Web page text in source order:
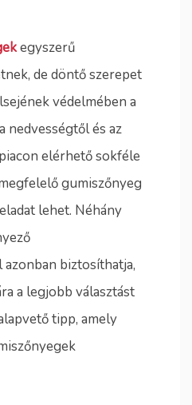
egyszerű
de döntő szerepet
védelmében a
nedvességtől és az
elérhető sokféle
gumiszőnyeg
lehet. Néhány
biztosíthatja,
a legjobb választást
tipp, amely